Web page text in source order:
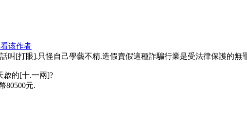
该作者
叫[打眼].只怪自己學藝不精.造假賣假這種詐騙行業是受法律保護的無
啟的[十.一兩]?
80500元.